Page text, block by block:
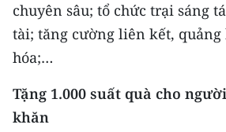
Media Y tế
Media Khoa học - Công nghệ
Media Môi trường
Ảnh
chuyên sâu; tổ chức trại sáng
tài; tăng cường liên kết,
hóa;…
Tặng 1.000 suất quà cho
khăn